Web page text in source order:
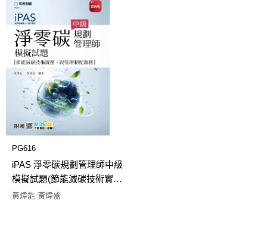
PG616
iPAS 淨零碳規劃管理師中級
模擬試題(節能減碳技術實
務、碳管理制度實務) - 最新
黃煒能 黃煒盛